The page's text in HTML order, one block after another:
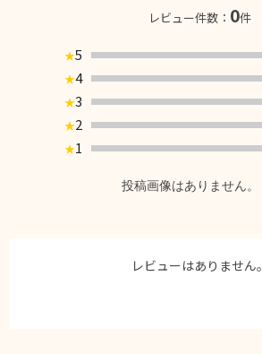
レビュー件数： 0件
★5
★4
★3
★2
★1
投稿画像はありません。
レビューはありません。